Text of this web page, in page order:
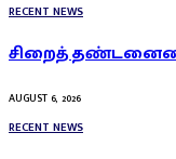
RECENT NEWS
சிறைத்
AUGUST 6, 2026
RECENT NEWS